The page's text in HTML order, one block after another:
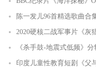
陈一发儿96首精选歌曲合
2020硬核二战军事片《灰
《杀手鼓-地震式低频》
印度儿童性教育短剧《父